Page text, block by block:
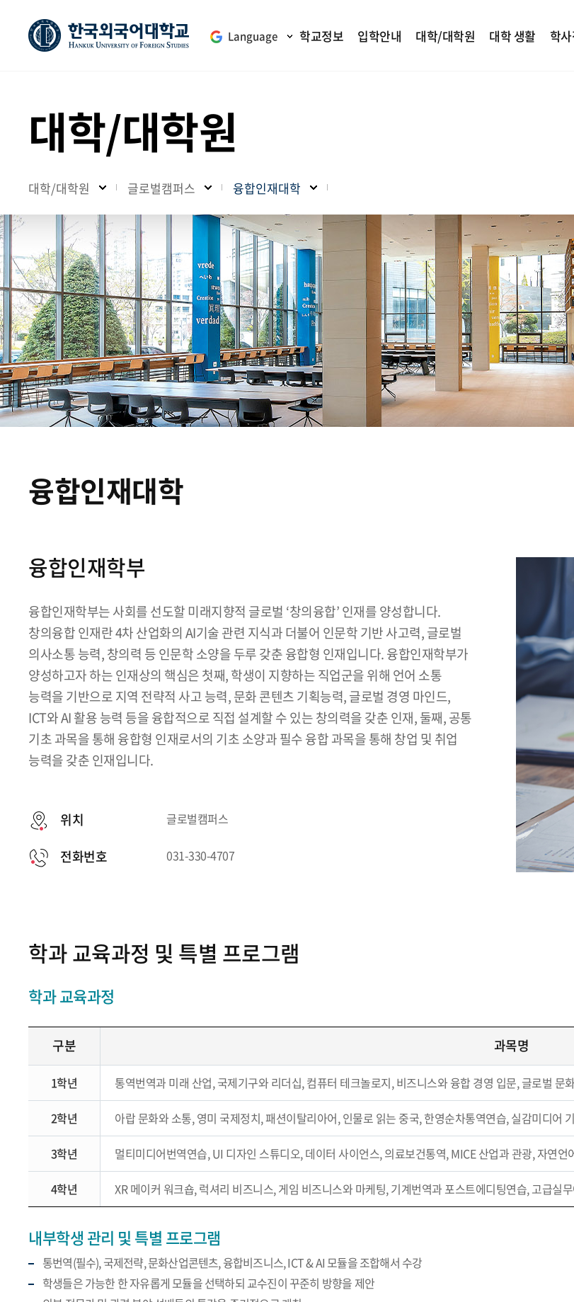
Language 학교정보 입학안내 대학/대학원 대학 생활 학
대학/대학원
대학/대학원 글로벌캠퍼스 융합인재대학
융합인재대학
융합인재학부
융합인재학부는 사회를 선도할 미래지향적 글로벌 ‘창의융합’ 인재를 양성합니다.
창의융합 인재란 4차 산업화의 AI기술 관련 지식과 더불어 인문학 기반 사고력, 글로벌
의사소통 능력, 창의력 등 인문학 소양을 두루 갖춘 융합형 인재입니다. 융합인재학부가
양성하고자 하는 인재상의 핵심은 첫째, 학생이 지향하는 직업군을 위해 언어 소통
능력을 기반으로 지역 전략적 사고 능력, 문화 콘텐츠 기획능력, 글로벌 경영 마인드,
ICT와 AI 활용 능력 등을 융합적으로 직접 설계할 수 있는 창의력을 갖춘 인재, 둘째, 공통
기초 과목을 통해 융합형 인재로서의 기초 소양과 필수 융합 과목을 통해 창업 및 취업
능력을 갖춘 인재입니다.
위치 글로벌캠퍼스
전화번호 031-330-4707
학과 교육과정 및 특별 프로그램
학과 교육과정
구분 과목명
1학년 통역번역과 미래 산업, 국제기구와 리더십, 컴퓨터 테크놀로지, 비즈니스와 융합 경영 입문, 글로벌 문
2학년 아랍 문화와 소통, 영미 국제정치, 패션이탈리아어, 인물로 읽는 중국, 한영순차통역연습, 실감미디어
3학년 멀티미디어번역연습, UI 디자인 스튜디오, 데이터 사이언스, 의료보건통역, MICE 산업과 관광, 자연언
4학년 XR 메이커 워크숍, 럭셔리 비즈니스, 게임 비즈니스와 마케팅, 기계번역과 포스트에디팅연습, 고급실
내부학생 관리 및 특별 프로그램
통번역(필수), 국제전략, 문화산업콘텐츠, 융합비즈니스, ICT & AI 모듈을 조합해서 수강
학생들은 가능한 한 자유롭게 모듈을 선택하되 교수진이 꾸준히 방향을 제안